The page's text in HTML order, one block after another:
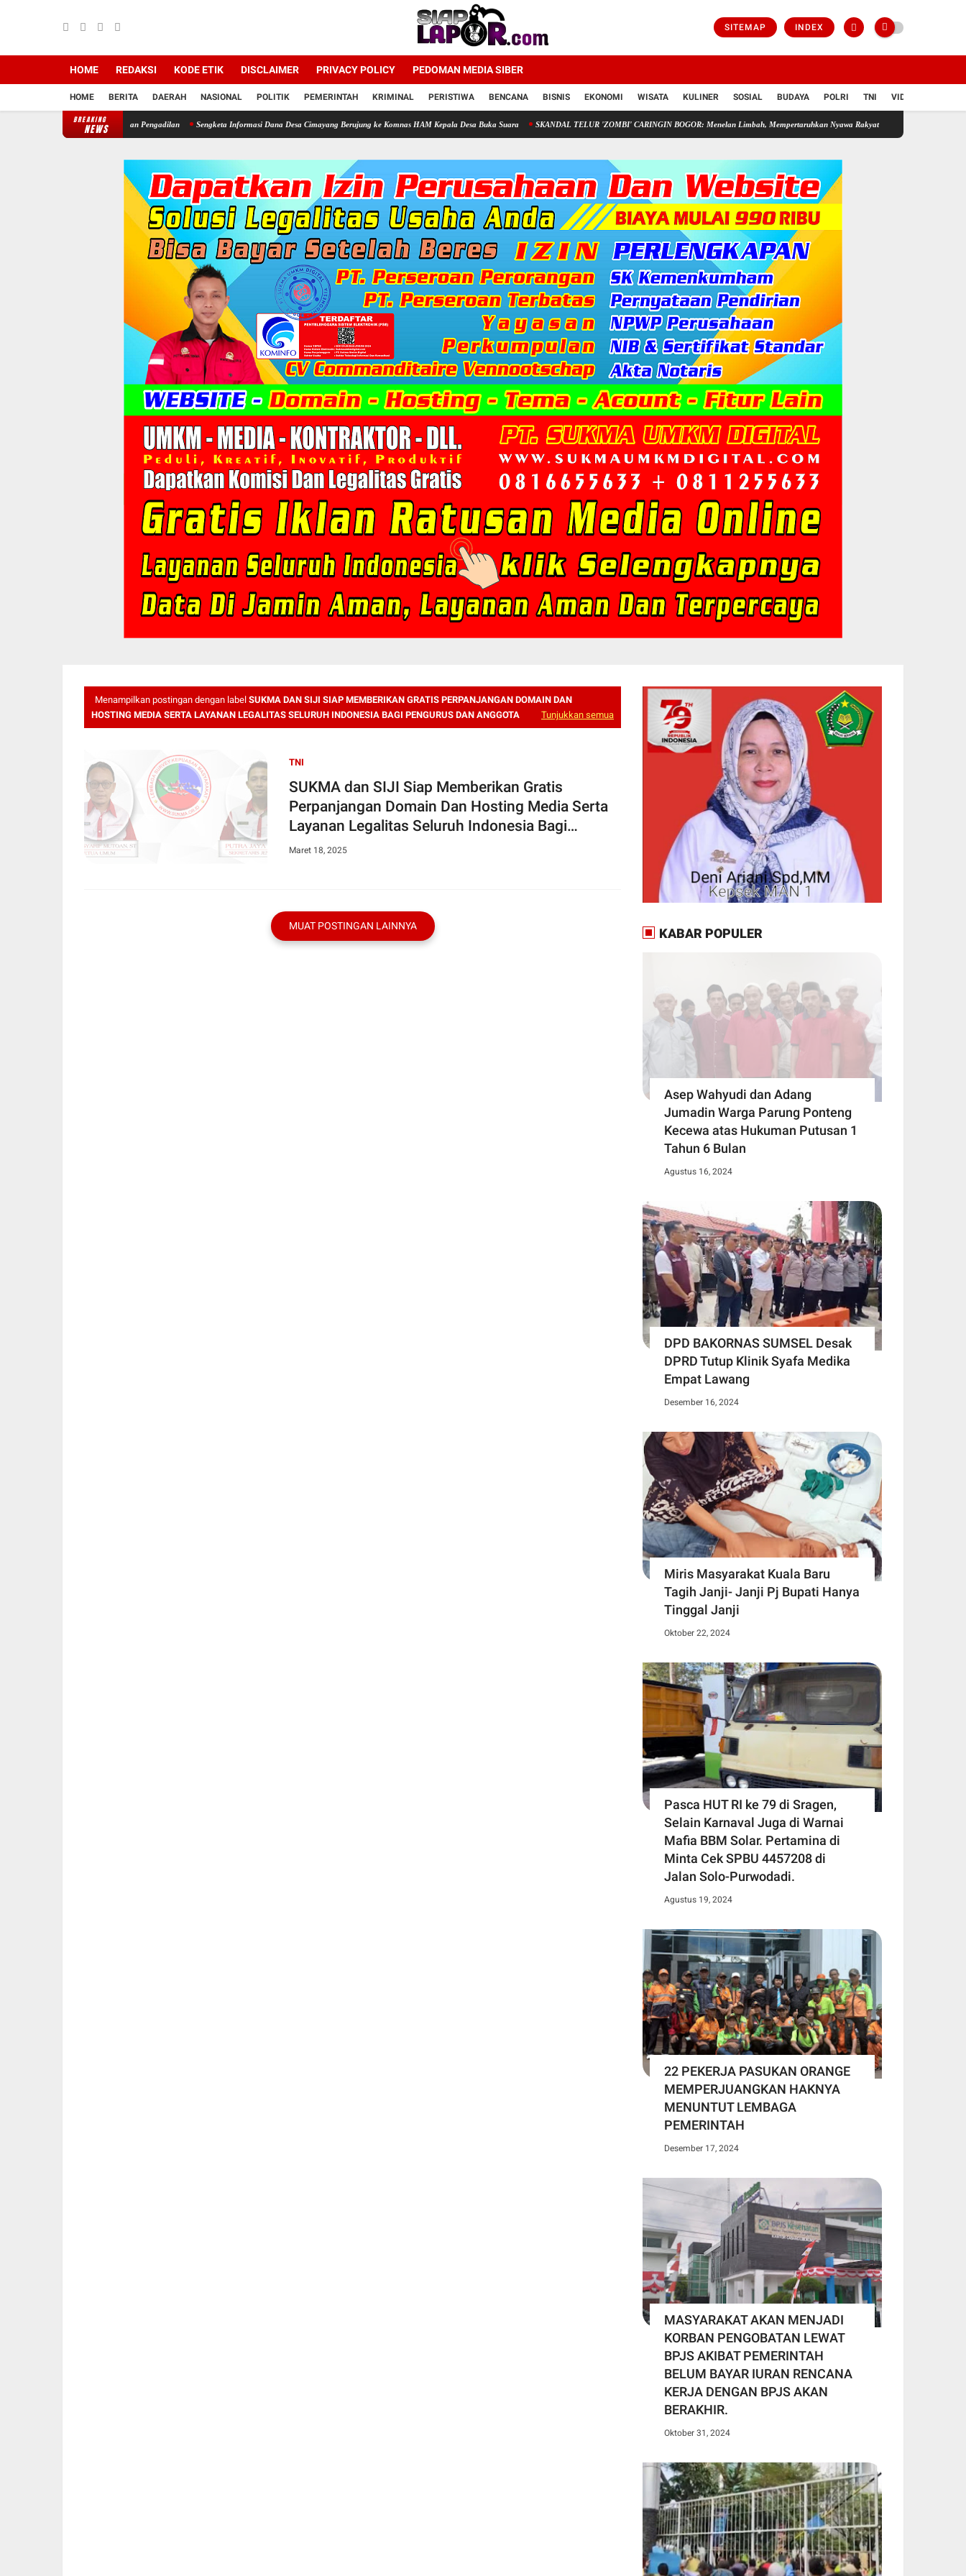
SITEMAP INDEX
HOME REDAKSI KODE ETIK DISCLAIMER PRIVACY POLICY PEDOMAN MEDIA SIBER
HOME BERITA DAERAH NASIONAL POLITIK PEMERINTAH KRIMINAL PERISTIWA BENCANA BISNIS EKONOMI WISATA KULINER SOSIAL BUDAYA POLRI TNI VIDIO
BREAKING
NEWS
Diduga Abaikan Putusan Pengadilan Sengketa Informasi Dana Desa Cimayang Berujung ke Komnas HAM Kepala Desa Buka Suara SKANDAL TELUR 'ZOMBI' CARINGIN BOGOR: Menelan Limbah, Mempertaruhkan Nyawa Rakyat Pedagang Sayur Keliling Ikut
Menampilkan postingan dengan label SUKMA DAN SIJI SIAP MEMBERIKAN GRATIS PERPANJANGAN DOMAIN DAN
HOSTING MEDIA SERTA LAYANAN LEGALITAS SELURUH INDONESIA BAGI PENGURUS DAN ANGGOTA
Tunjukkan semua
TNI
SUKMA dan SIJI Siap Memberikan Gratis
Perpanjangan Domain Dan Hosting Media Serta
Layanan Legalitas Seluruh Indonesia Bagi
Pengurus Dan Anggota
Maret 18, 2025
MUAT POSTINGAN LAINNYA KABAR POPULER
Asep Wahyudi dan Adang
Jumadin Warga Parung Ponteng
Kecewa atas Hukuman Putusan 1
Tahun 6 Bulan
Agustus 16, 2024
DPD BAKORNAS SUMSEL Desak
DPRD Tutup Klinik Syafa Medika
Empat Lawang
Desember 16, 2024
Miris Masyarakat Kuala Baru
Tagih Janji- Janji Pj Bupati Hanya
Tinggal Janji
Oktober 22, 2024
Pasca HUT RI ke 79 di Sragen,
Selain Karnaval Juga di Warnai
Mafia BBM Solar. Pertamina di
Minta Cek SPBU 4457208 di
Jalan Solo-Purwodadi.
Agustus 19, 2024
22 PEKERJA PASUKAN ORANGE
MEMPERJUANGKAN HAKNYA
MENUNTUT LEMBAGA
PEMERINTAH
Desember 17, 2024
MASYARAKAT AKAN MENJADI
KORBAN PENGOBATAN LEWAT
BPJS AKIBAT PEMERINTAH
BELUM BAYAR IURAN RENCANA
KERJA DENGAN BPJS AKAN
BERAKHIR.
Oktober 31, 2024